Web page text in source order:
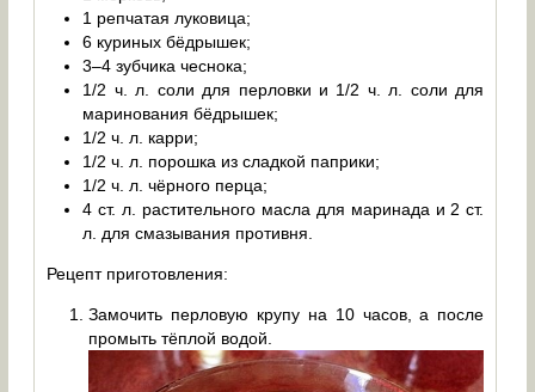
1 репчатая луковица;
6 куриных бёдрышек;
3–4 зубчика чеснока;
1/2 ч. л. соли для перловки и 1/2 ч. л. соли для
маринования бёдрышек;
1/2 ч. л. карри;
1/2 ч. л. порошка из сладкой паприки;
1/2 ч. л. чёрного перца;
4 ст. л. растительного масла для маринада и 2 ст.
л. для смазывания противня.
Рецепт приготовления:
Замочить перловую крупу на 10 часов, а после
промыть тёплой водой.